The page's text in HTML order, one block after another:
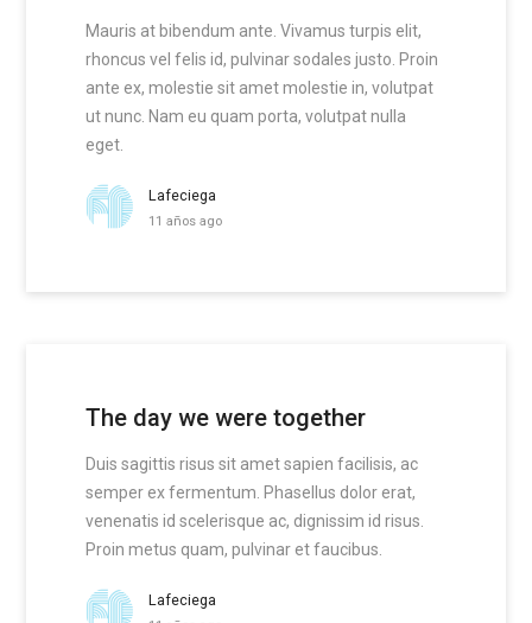
Mauris at bibendum ante. Vivamus turpis elit,
rhoncus vel felis id, pulvinar sodales justo. Proin
ante ex, molestie sit amet molestie in, volutpat
ut nunc. Nam eu quam porta, volutpat nulla
eget.
Lafeciega
11 años ago
The day we were together
Duis sagittis risus sit amet sapien facilisis, ac
semper ex fermentum. Phasellus dolor erat,
venenatis id scelerisque ac, dignissim id risus.
Proin metus quam, pulvinar et faucibus.
Lafeciega